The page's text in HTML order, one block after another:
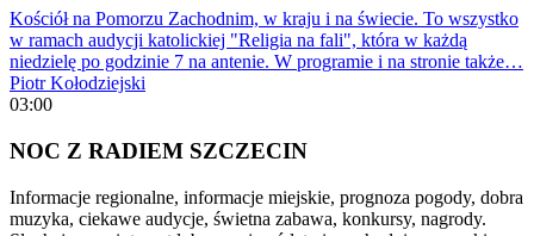
Kościół na Pomorzu Zachodnim, w kraju i na świecie. To wszystko
w ramach audycji katolickiej "Religia na fali", która w każdą
niedzielę po godzinie 7 na antenie. W programie i na stronie także…
Piotr Kołodziejski
03:00
NOC Z RADIEM SZCZECIN
Informacje regionalne, informacje miejskie, prognoza pogody, dobra
muzyka, ciekawe audycje, świetna zabawa, konkursy, nagrody.